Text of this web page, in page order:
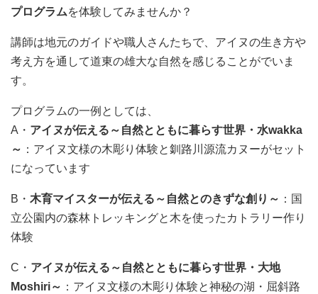
プログラムを体験してみませんか？
講師は地元のガイドや職人さんたちで、アイヌの生き方や
考え方を通して道東の雄大な自然を感じることがでいま
す。
プログラムの一例としては、
A・ アイヌが伝える～自然とともに暮らす世界・水wakka
～ ：アイヌ文様の木彫り体験と釧路川源流カヌーがセット
になっています
B・ 木育マイスターが伝える～自然とのきずな創り～ ：国
立公園内の森林トレッキングと木を使ったカトラリー作り
体験
C・ アイヌが伝える～自然とともに暮らす世界・大地
Moshiri～ ：アイヌ文様の木彫り体験と神秘の湖・屈斜路